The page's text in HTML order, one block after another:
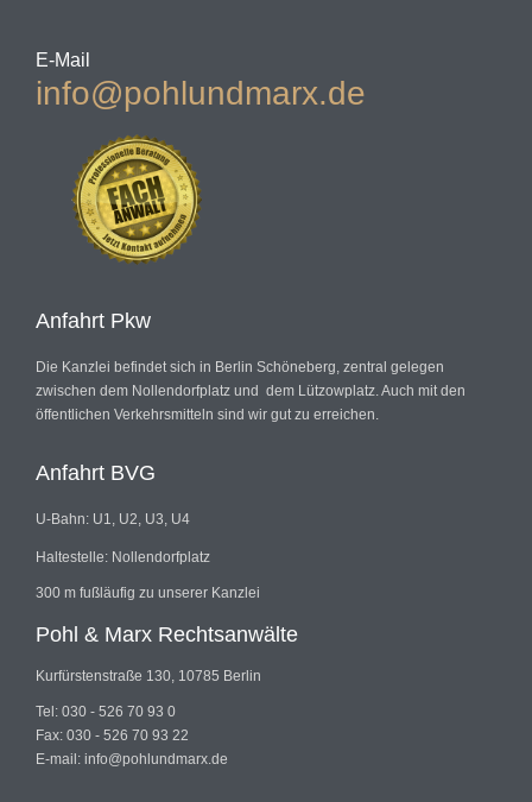
E-Mail
info@pohlundmarx.de
Anfahrt Pkw
Die Kanzlei befindet sich in Berlin Schöneberg, zentral gelegen
zwischen dem Nollendorfplatz und dem Lützowplatz. Auch mit den
öffentlichen Verkehrsmitteln sind wir gut zu erreichen.
Anfahrt BVG
U-Bahn: U1, U2, U3, U4
Haltestelle: Nollendorfplatz
300 m fußläufig zu unserer Kanzlei
Pohl & Marx Rechtsanwälte
Kurfürstenstraße 130, 10785 Berlin
Tel: 030 - 526 70 93 0
Fax: 030 - 526 70 93 22
E-mail: info@pohlundmarx.de